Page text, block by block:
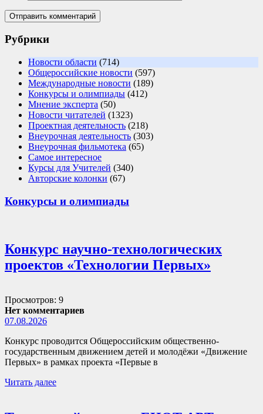
Рубрики
Новости области (714)
Общероссийские новости (597)
Международные новости (189)
Конкурсы и олимпиады (412)
Мнение эксперта (50)
Новости читателей (1323)
Проектная деятельность (218)
Внеурочная деятельность (303)
Внеурочная фильмотека (65)
Самое интересное
Курсы для Учителей (340)
Авторские колонки (67)
Конкурсы и олимпиады
Конкурс научно-технологических
проектов «Технологии Первых»
Просмотров: 9
Нет комментариев
07.08.2026
Конкурс проводится Общероссийским общественно-
государственным движением детей и молодёжи «Движение
Первых» в рамках проекта «Первые в
Читать далее